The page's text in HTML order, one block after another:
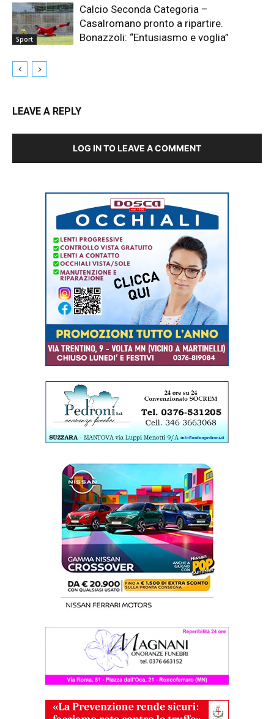
Sport
Calcio Seconda Categoria –
Casalromano pronto a ripartire.
Bonazzoli: “Entusiasmo e voglia”
LEAVE A REPLY
LOG IN TO LEAVE A COMMENT